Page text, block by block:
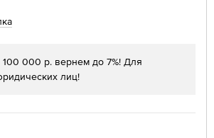
100 000 р. вернем до 7%! Для
лиц!